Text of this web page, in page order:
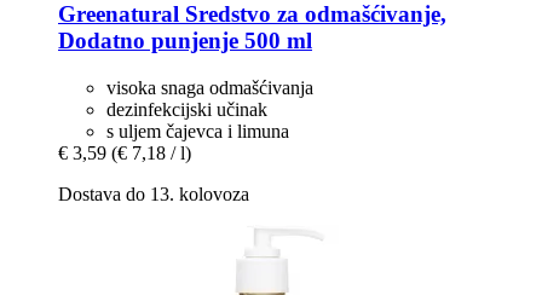
Greenatural Sredstvo za odmašćivanje,
Dodatno punjenje 500 ml
visoka snaga odmašćivanja
dezinfekcijski učinak
s uljem čajevca i limuna
€ 3,59 (€ 7,18 / l)
Dostava do 13. kolovoza